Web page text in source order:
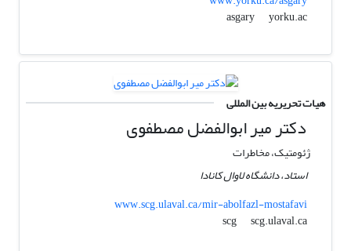
asgary
yorku.ac
هیات تحریریه بین المللی
دکتر میر ابوالفضل مصطفوی
ژئومتیک، مخاطرات
استاد، دانشگاه لاوال کانادا
www.scg.ulaval.ca/mir-abolfazl-mostafavi
scg
scg.ulaval.ca